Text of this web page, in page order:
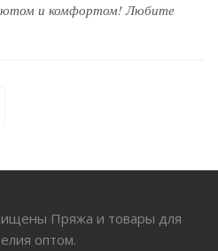
и комфортом! Любите
Пряжа и товары для
оптом.